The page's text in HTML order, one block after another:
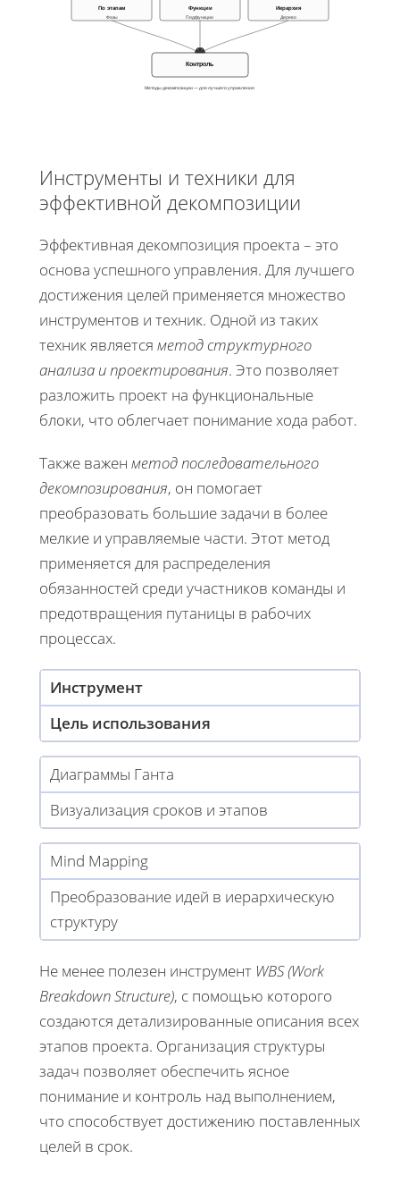
По этапам
Фазы
Функции
Подфункции
Иерархия
Дерево
Контроль
Методы декомпозиции — для лучшего управления
Инструменты и техники для
эффективной декомпозиции
Эффективная декомпозиция проекта – это
основа успешного управления. Для лучшего
достижения целей применяется множество
инструментов и техник. Одной из таких
техник является метод структурного
анализа и проектирования. Это позволяет
разложить проект на функциональные
блоки, что облегчает понимание хода работ.
Также важен метод последовательного
декомпозирования, он помогает
преобразовать большие задачи в более
мелкие и управляемые части. Этот метод
применяется для распределения
обязанностей среди участников команды и
предотвращения путаницы в рабочих
процессах.
Инструмент
Цель использования
Диаграммы Ганта
Визуализация сроков и этапов
Mind Mapping
Преобразование идей в иерархическую
структуру
Не менее полезен инструмент WBS (Work
Breakdown Structure), с помощью которого
создаются детализированные описания всех
этапов проекта. Организация структуры
задач позволяет обеспечить ясное
понимание и контроль над выполнением,
что способствует достижению поставленных
целей в срок.